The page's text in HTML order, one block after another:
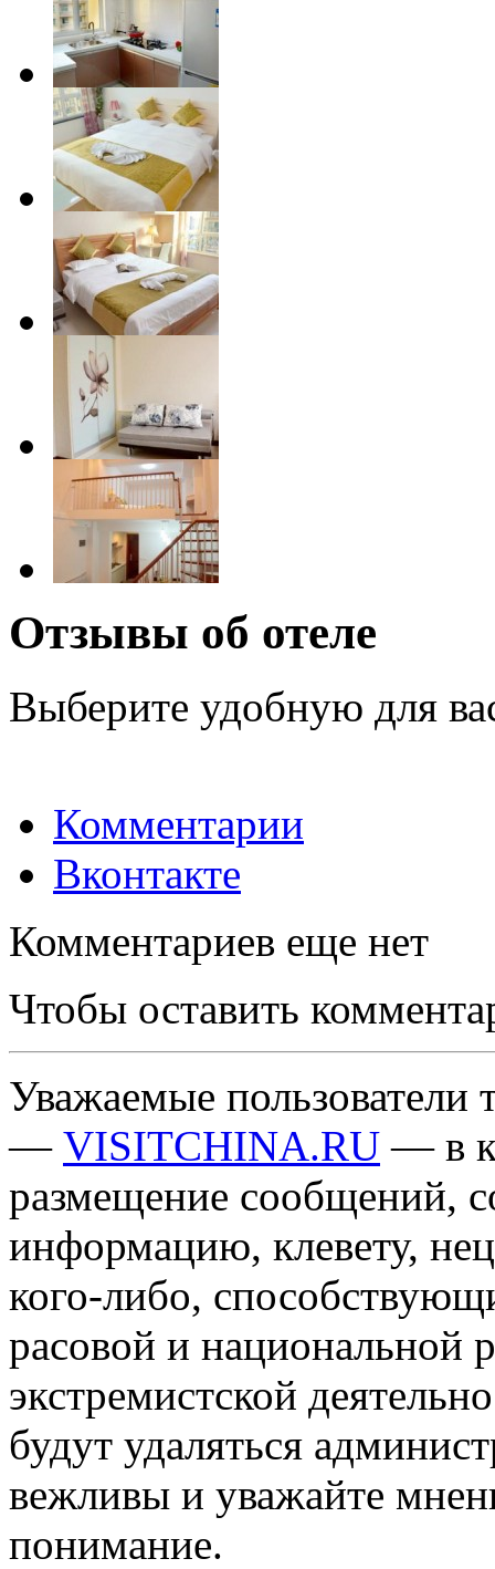
Отзывы об отеле
Выберите удобную для
Комментарии
Вконтакте
Комментариев еще нет
Чтобы оставить
Уважаемые пользователи
— VISITCHINA.RU — в
размещение сообщений,
информацию, клевету,
кого-либо,
расовой и национальной
экстремистской
будут удаляться
вежливы и уважайте
понимание.